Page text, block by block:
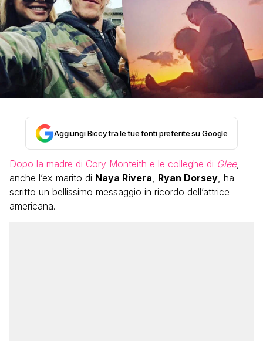
Aggiungi Biccy tra le tue fonti preferite su Google
Dopo la madre di Cory Monteith e le colleghe di Glee,
anche l’ex marito di Naya Rivera Ryan Dorsey , ha
scritto un bellissimo messaggio in ricordo dell’attrice
americana.